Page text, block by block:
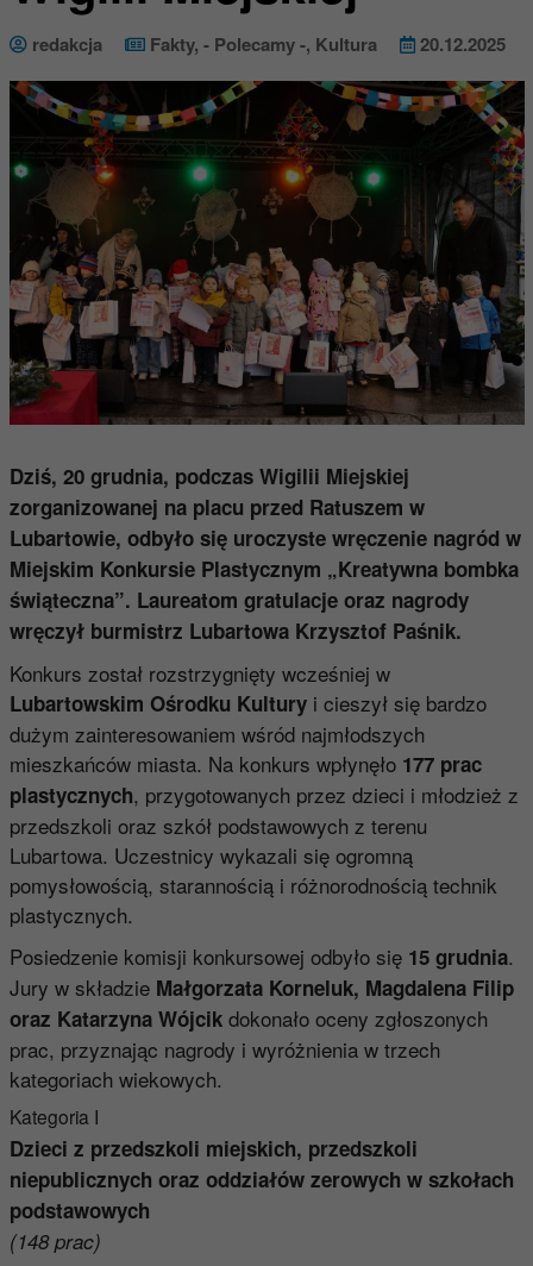
redakcja Fakty, - Polecamy -, Kultura 20.12.2025
Dziś, 20 grudnia, podczas Wigilii Miejskiej
zorganizowanej na placu przed Ratuszem w
Lubartowie, odbyło się uroczyste wręczenie nagród w
Miejskim Konkursie Plastycznym „Kreatywna bombka
świąteczna”. Laureatom gratulacje oraz nagrody
wręczył burmistrz Lubartowa Krzysztof Paśnik.
Konkurs został rozstrzygnięty wcześniej w
Lubartowskim Ośrodku Kulturyi cieszył się bardzo
dużym zainteresowaniem wśród najmłodszych
mieszkańców miasta. Na konkurs wpłynęło 177 prac
plastycznych, przygotowanych przez dzieci i młodzież z
przedszkoli oraz szkół podstawowych z terenu
Lubartowa. Uczestnicy wykazali się ogromną
pomysłowością, starannością i różnorodnością technik
plastycznych.
Posiedzenie komisji konkursowej odbyło się 15 grudnia.
Jury w składzie Małgorzata Korneluk, Magdalena Filip
oraz Katarzyna Wójcikdokonało oceny zgłoszonych
prac, przyznając nagrody i wyróżnienia w trzech
kategoriach wiekowych.
Kategoria I
Dzieci z przedszkoli miejskich, przedszkoli
niepublicznych oraz oddziałów zerowych w szkołach
podstawowych
(148 prac)